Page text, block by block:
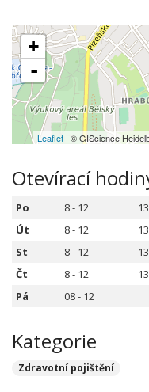
+
-
Leaflet | © GIScience
Otevírací
Po 8 - 12
Út
8 - 12
St
8 - 12
Čt
8 - 12
Pá 08 - 12
Kategorie
Zdravotní pojištění